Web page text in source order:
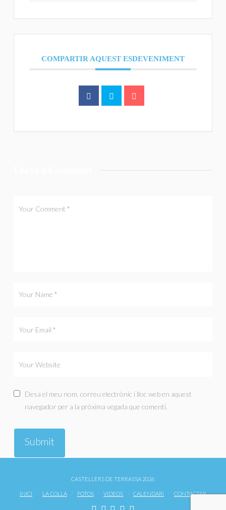
COMPARTIR AQUEST ESDEVENIMENT
Desa el meu nom, correu electrònic i lloc web en aquest
navegador per a la pròxima vegada que comenti.
CASTELLERS DE TERRASSA 2026
INICI LA COLLA FOTOS VIDEOS CALENDARI CONTACTAR